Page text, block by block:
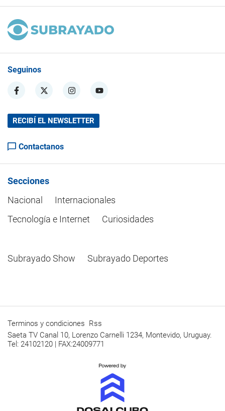
Seguinos
RECIBÍ EL NEWSLETTER
Contactanos
Secciones
Nacional
Internacionales
Tecnología e Internet
Curiosidades
Subrayado Show Subrayado Deportes
Terminos y condiciones Rss
Saeta TV Canal 10, Lorenzo Carnelli 1234, Montevido, Uruguay.
Tel: 24102120 | FAX:24009771